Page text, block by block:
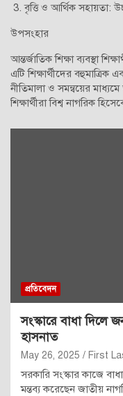
বৃত্তি ও আর্থিক সহায়তা:
উপসংহার
আন্তর্জাতিক শিক্ষা ব্যবস্থা
এটি শিক্ষার্থীদের বহুমাত্রিক
নীতিমালা ও সমন্বয়ের মাধ্যমে
শিক্ষার্থীরা বিশ্ব নাগরিক
প্রতিবেদন
সংস্কারে বাধা
হাসনাত
May 26, 2025 First
সরকারি সংস্কার কাজে
মন্তব্য করেছেন জাতীয়